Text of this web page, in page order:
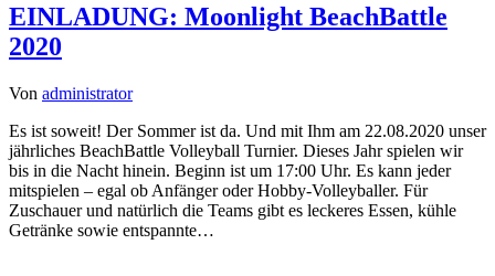
EINLADUNG: Moonlight BeachBattle
2020
Von administrator
Es ist soweit! Der Sommer ist da. Und mit Ihm am 22.08.2020 unser
jährliches BeachBattle Volleyball Turnier. Dieses Jahr spielen wir
bis in die Nacht hinein. Beginn ist um 17:00 Uhr. Es kann jeder
mitspielen – egal ob Anfänger oder Hobby-Volleyballer. Für
Zuschauer und natürlich die Teams gibt es leckeres Essen, kühle
Getränke sowie entspannte…